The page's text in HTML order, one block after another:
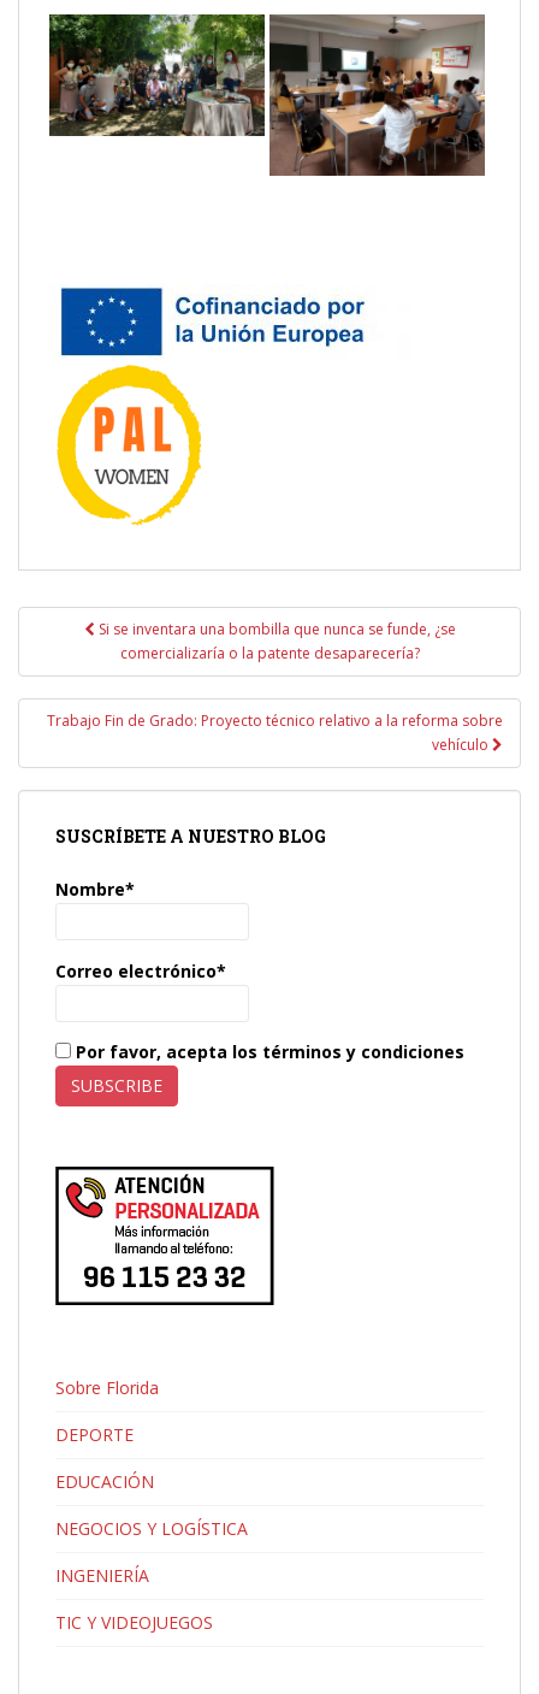
Navegación
entradas
Si se inventara una bombilla que nunca se funde, ¿se
comercializaría o la patente desaparecería?
Trabajo Fin de Grado: Proyecto técnico relativo a la reforma sobre
vehículo
SUSCRÍBETE A NUESTRO BLOG
Nombre*
Correo electrónico*
Por favor, acepta los términos y condiciones
Sobre Florida
DEPORTE
EDUCACIÓN
NEGOCIOS Y LOGÍSTICA
INGENIERÍA
TIC Y VIDEOJUEGOS